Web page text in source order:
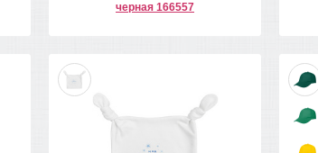
черная 166557